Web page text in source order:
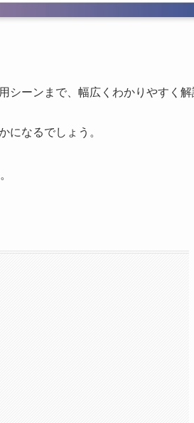
シーンまで、幅広くわかりやすく解
になるでしょう。